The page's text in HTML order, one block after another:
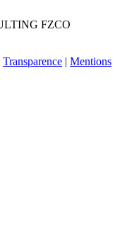
FZCO
Transparence | Mentions